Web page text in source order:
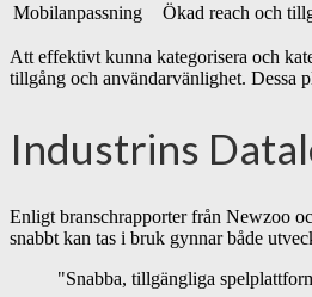
Mobilanpassning
Ökad reach och
Att effektivt kunna kategorisera och
tillgång och användarvänlighet. Dessa
Industrins
Enligt branschrapporter från Newzoo
snabbt kan tas i bruk gynnar både
"Snabba, tillgängliga